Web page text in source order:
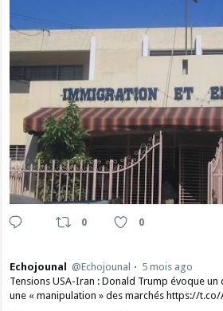
0 0
Echojounal @Echojounal
5 mois ago
Tensions USA-Iran : Donald Trump évoque
une « manipulation » des marchés https://t.co/